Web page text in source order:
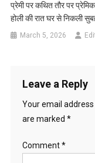
प्रेमी पर कथित तौर पर
होली की रात घर से निकली
March 5, 2026
Leave a Reply
Your email
are marked *
Comment*